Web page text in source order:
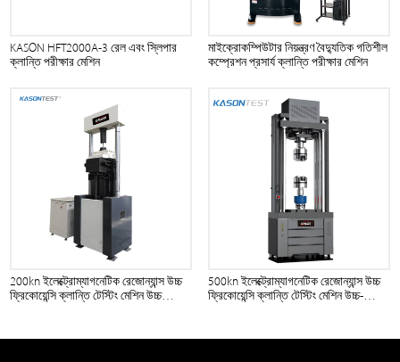
KASON HFT2000A-3 রেল এবং স্লিপার
ক্লান্তি পরীক্ষার মেশিন
মাইক্রোকম্পিউটার নিয়ন্ত্রণ বৈদ্যুতিক গতিশীল
কম্প্রেশন প্রসার্য ক্লান্তি পরীক্ষার মেশিন
200kn ইলেক্ট্রোম্যাগনেটিক রেজোন্যান্স উচ্চ
ফ্রিকোয়েন্সি ক্লান্তি টেস্টিং মেশিন উচ্চ
500kn ইলেক্ট্রোম্যাগনেটিক রেজোন্যান্স উচ্চ
ফ্রিকোয়েন্সি ক্লান্তি টেস্টিং মেশিন উচ্চ-